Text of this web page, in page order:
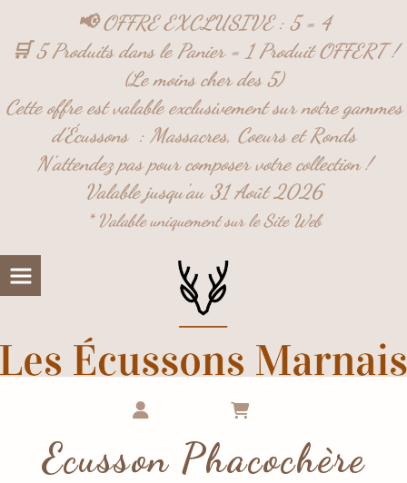
📢 OFFRE EXCLUSIVE : 5 = 4
🛒 5 Produits dans le Panier = 1 Produit OFFERT !
(Le moins cher des 5)
Cette offre est valable exclusivement sur notre gammes
d'Écussons :Massacres, Coeurs etRonds
N'attendez pas pour composer votre collection !
Valable jusqu'au 31 Août 2026
* Valable uniquement sur le Site Web
Ecusson Phacochère